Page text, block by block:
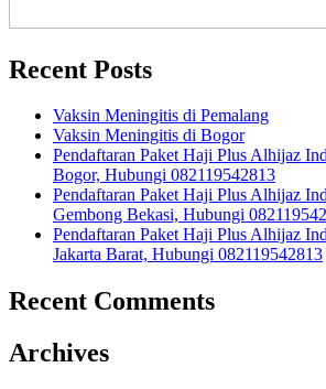
Recent Posts
Vaksin Meningitis di Pemalang
Vaksin Meningitis di Bogor
Pendaftaran Paket Haji Plus Alhijaz
Bogor, Hubungi 082119542813
Pendaftaran Paket Haji Plus Alhijaz
Gembong Bekasi, Hubungi
Pendaftaran Paket Haji Plus Alhijaz
Jakarta Barat, Hubungi 082119542813
Recent Comments
Archives